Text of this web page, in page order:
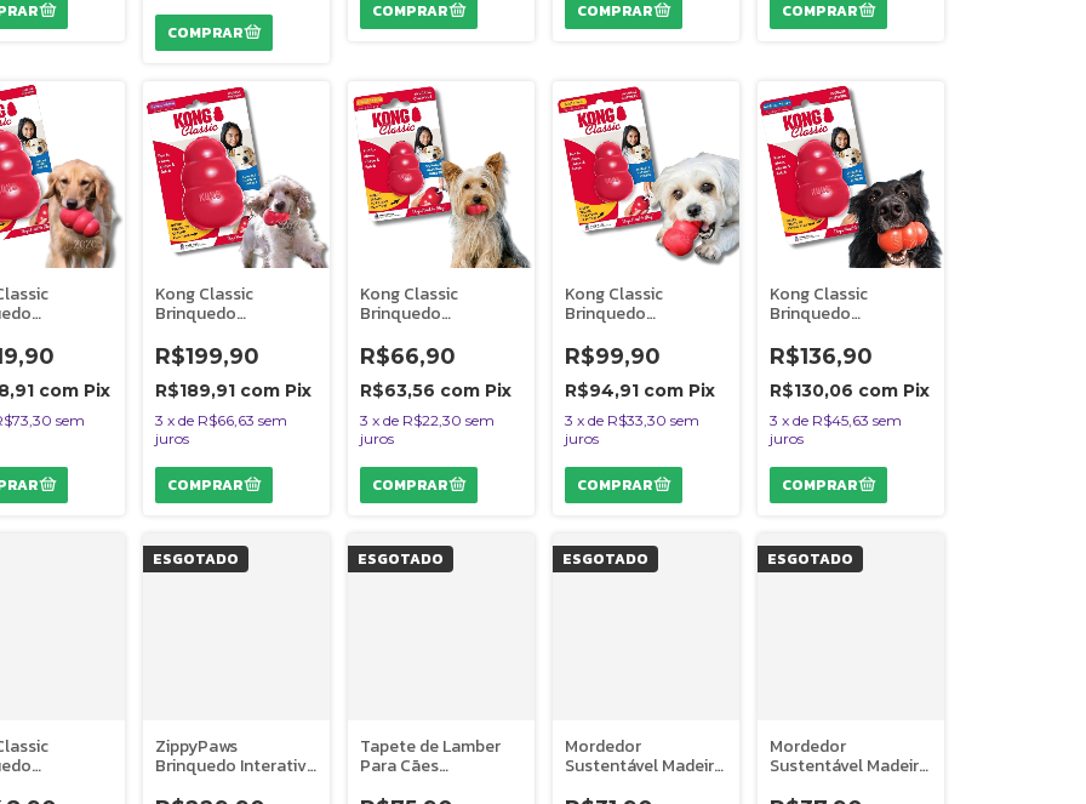
Para Cães
Moderadas
XXG
com Pix
sem
Kong Classic
Brinquedo
Recheável Para Cães
Mordidas Moderadas
Tamanho XG
R$199,90
R$189,91 com Pix
3 x de R$66,63 sem
juros
Kong Classic
Brinquedo
Recheável Para Cães
Mordidas Moderadas
Tamanho PP
R$66,90
R$63,56 com Pix
3 x de R$22,30 sem
juros
Kong Classic
Brinquedo
Recheável Para Cães
Mordidas Moderadas
Tamanho P
R$99,90
R$94,91 com Pix
3 x de R$33,30 sem
juros
Kong Classic
Brinquedo
Recheável Para Cães
Mordidas Moderadas
Tamanho M
R$136,90
R$130,06 com Pix
3 x de R$45,63 sem
juros
ESGOTADO
ZippyPaws
Brinquedo Interativo
ESGOTADO
Tapete de Lamber
Para Cães
ESGOTADO
Mordedor
Sustentável Madeira
ESGOTADO
Mordedor
Sustentável Madeira